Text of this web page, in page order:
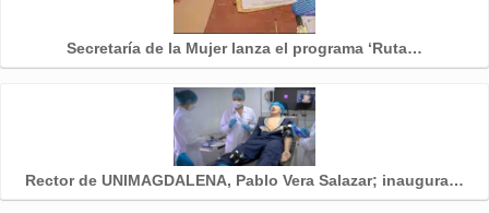
Secretaría de la Mujer lanza el programa ‘Ruta…
Rector de UNIMAGDALENA, Pablo Vera Salazar; inaugura…